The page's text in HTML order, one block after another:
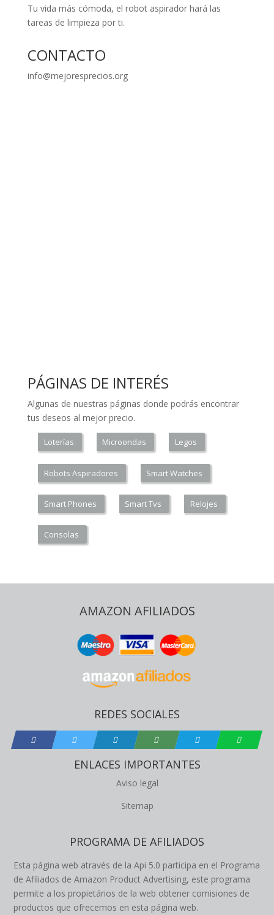
Tu vida más cómoda, el robot aspirador hará las
tareas de limpieza por ti.
CONTACTO
info@mejoresprecios.org
PÁGINAS DE INTERÉS
Algunas de nuestras páginas donde podrás encontrar
tus deseos al mejor precio.
Loterías Microondas Legos
Robots Aspiradores Smart Watches
Smart Phones Smart Tvs Relojes
Consolas
AMAZON AFILIADOS
REDES SOCIALES
ENLACES IMPORTANTES
Aviso legal
Sitemap
PROGRAMA DE AFILIADOS
Esta página web através de la Api 5.0 participa en el Programa
de Afiliados de Amazon Product Advertising, este programa
permite a los propietários de la web obtener comisiones de
productos que ofrecemos en esta página web.